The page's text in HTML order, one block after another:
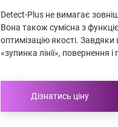
Detect-Plus не вимагає
Вона також сумісна з
оптимізацію якості.
«зупинка лінії», повернення
Дізнатись ціну